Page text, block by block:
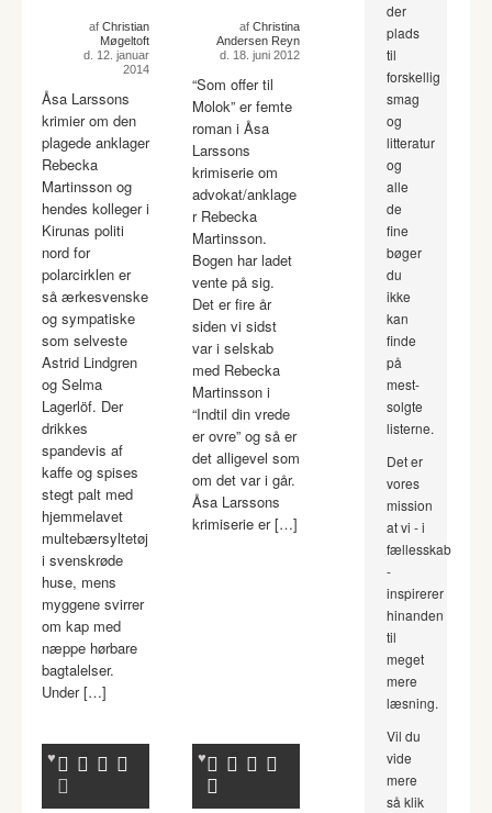
af Christian
Møgeltoft
d. 12. januar
2014
Åsa Larssons
krimier om den
plagede anklager
Rebecka
Martinsson og
hendes kolleger i
Kirunas politi
nord for
polarcirklen er
så ærkesvenske
og sympatiske
som selveste
Astrid Lindgren
og Selma
Lagerlöf. Der
drikkes
spandevis af
kaffe og spises
stegt palt med
hjemmelavet
multebærsyltetøj
i svenskrøde
huse, mens
myggene svirrer
om kap med
næppe hørbare
bagtalelser.
Under […]
af Christina
Andersen Reyn
d. 18. juni 2012
“Som offer til
Molok” er femte
roman i Åsa
Larssons
krimiserie om
advokat/anklage
r Rebecka
Martinsson.
Bogen har ladet
vente på sig.
Det er fire år
siden vi sidst
var i selskab
med Rebecka
Martinsson i
“Indtil din vrede
er ovre” og så er
det alligevel som
om det var i går.
Åsa Larssons
krimiserie er […]
der
plads
til
forskellig
smag
og
litteratur
og
alle
de
fine
bøger
du
ikke
kan
finde
på
mest-
solgte
listerne.
Det er
vores
mission
at vi - i
fællesskab
-
inspirerer
hinanden
til
meget
mere
læsning.
Vil du
vide
mere
så klik